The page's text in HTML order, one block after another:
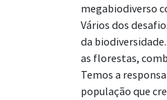
megabiodiverso
Vários dos
da
as florestas,
Temos a
população que